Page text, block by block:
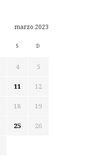
marzo 2023
S D
4 5
11 12
18 19
25 26